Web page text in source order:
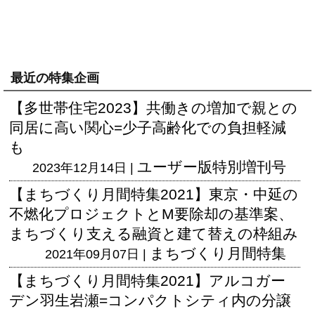
最近の特集企画
【多世帯住宅2023】共働きの増加で親との
同居に高い関心=少子高齢化での負担軽減
も
2023年12月14日 | ユーザー版特別増刊号
【まちづくり月間特集2021】東京・中延の
不燃化プロジェクトとM要除却の基準案、
まちづくり支える融資と建て替えの枠組み
2021年09月07日 | まちづくり月間特集
【まちづくり月間特集2021】アルコガー
デン羽生岩瀬=コンパクトシティ内の分譲